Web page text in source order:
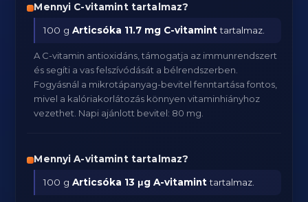
Mennyi C-vitamint tartalmaz?
100 gArticsóka 11.7 mg C-vitaminttartalmaz.
A C-vitamin antioxidáns, támogatja az immunrendszert
és segíti a vas felszívódását a bélrendszerben.
Fogyásnál a mikrotápanyag-bevitel fenntartása fontos,
mivel a kalóriakorlátozás könnyen vitaminhiányhoz
vezethet. Napi ajánlott bevitel: 80 mg.
Mennyi A-vitamint tartalmaz?
100 gArticsóka 13 μg A-vitaminttartalmaz.